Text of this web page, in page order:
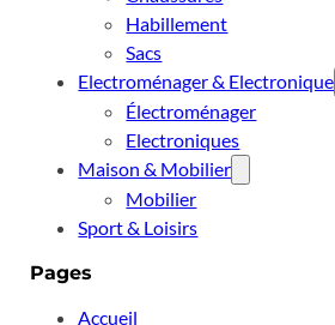
Habillement
Sacs
Electroménager & Electronique
Électroménager
Electroniques
Maison & Mobilier
Mobilier
Sport & Loisirs
Pages
Accueil